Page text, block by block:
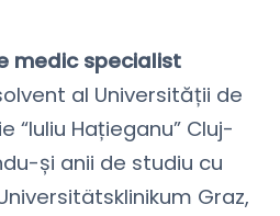
medic specialist
al Universității de
“Iuliu Hațieganu” Cluj-
și anii de studiu cu
Graz,